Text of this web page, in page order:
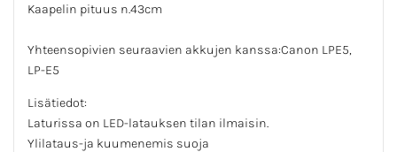
Kaapelin pituus n.43cm
Yhteensopivien seuraavien akkujen kanssa:Canon LPE5,
LP-E5
Lisätiedot:
Laturissa on LED-latauksen tilan ilmaisin.
Ylilataus-ja kuumenemis suoja